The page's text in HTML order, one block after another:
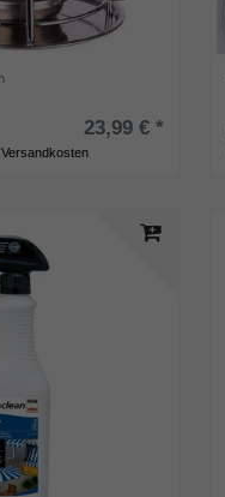
23,99 € *
Versandkosten